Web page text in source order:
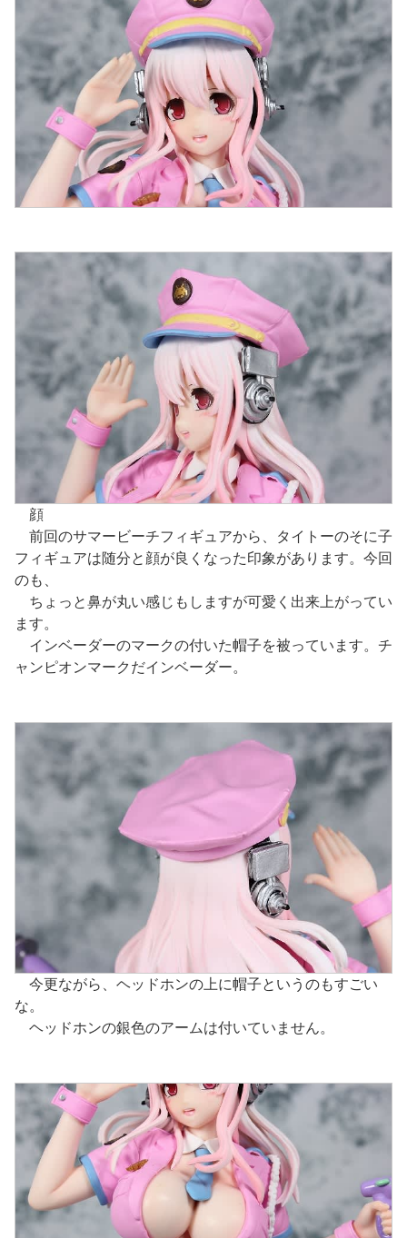
顔
前回のサマービーチフィギュアから、タイトーのそに子
フィギュアは随分と顔が良くなった印象があります。今回
のも、
ちょっと鼻が丸い感じもしますが可愛く出来上がってい
ます。
インベーダーのマークの付いた帽子を被っています。チ
ャンピオンマークだインベーダー。
今更ながら、ヘッドホンの上に帽子というのもすごい
な。
ヘッドホンの銀色のアームは付いていません。